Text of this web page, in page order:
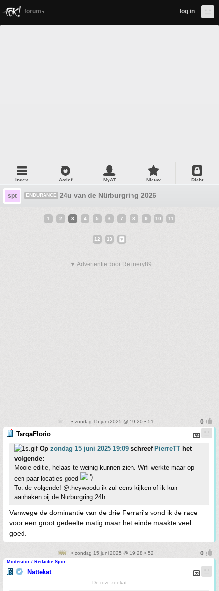
forum log in
Index Actief MyAT Nieuw Dicht
spt ENDURANCE 24u van de Nürburgring 2026
1 2 3 4 5 6 7 8 9 10 11
12 13
▼ Advertentie door Refinery89
• zondag 15 juni 2025 @ 19:20 • 51
TargaFlorio
Op zondag 15 juni 2025 19:09 schreef PierreTT het
volgende:
Mooie editie, helaas te weinig kunnen zien. Wifi werkte maar op
een paar locaties goed
Tot de volgende! @:heywoodu ik zal eens kijken of ik kan
aanhaken bij de Nurburgring 24h.
Vanwege de dominantie van de drie Ferrari's vond ik de race
voor een groot gedeelte matig maar het einde maakte veel
goed.
• zondag 15 juni 2025 @ 19:28 • 52
Moderator / Redactie Sport
Nattekat
De roze zeekat